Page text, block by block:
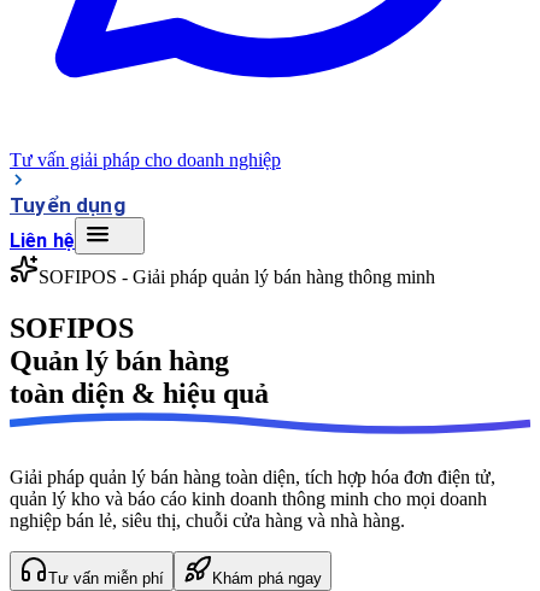
Tư vấn giải pháp cho doanh nghiệp
Tuyển dụng
Liên hệ
SOFIPOS - Giải pháp quản lý bán hàng thông minh
SOFIPOS
Quản lý bán hàng
toàn diện & hiệu quả
Giải pháp quản lý bán hàng toàn diện, tích hợp hóa đơn điện tử,
quản lý kho và báo cáo kinh doanh thông minh cho mọi doanh
nghiệp bán lẻ, siêu thị, chuỗi cửa hàng và nhà hàng.
Tư vấn miễn phí Khám phá ngay